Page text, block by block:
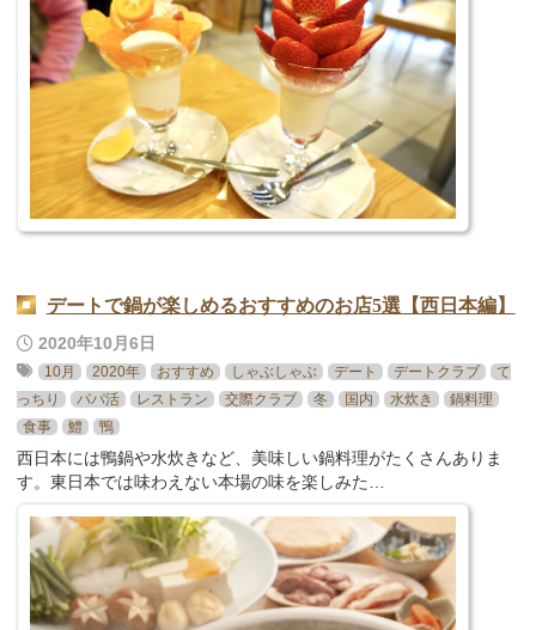
デートまでの流れ
アフィリエイトをご検討の皆様へ。
デートで鍋が楽しめるおすすめのお店5選【西日本編】
2020年10月6日
10月 2020年 おすすめ しゃぶしゃぶ デート デートクラブ
て
っちり
パパ活 レストラン 交際クラブ 冬 国内 水炊き
鍋料理
食事
鱧 鴨
西日本には鴨鍋や水炊きなど、美味しい鍋料理がたくさんありま
す。東日本では味わえない本場の味を楽しみた…